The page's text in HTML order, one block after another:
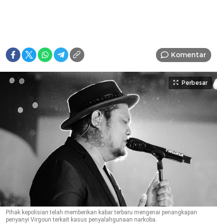
Komentar
Perbesar
Pihak kepolisian telah memberikan kabar terbaru mengenai penangkapan
penyanyi Virgoun terkait kasus penyalahgunaan narkoba.